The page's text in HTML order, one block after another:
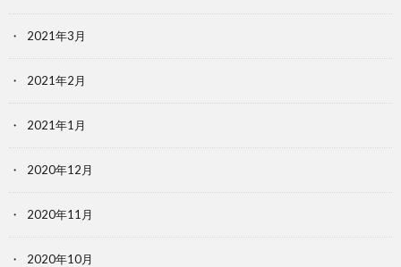
2021年3月
2021年2月
2021年1月
2020年12月
2020年11月
2020年10月